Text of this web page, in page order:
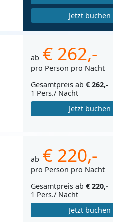
Jetzt buchen
ab € 262,-
pro Person pro Nacht
Gesamtpreis ab € 262,-
1 Pers./ Nacht
Jetzt buchen
ab € 220,-
pro Person pro Nacht
Gesamtpreis ab € 220,-
1 Pers./ Nacht
Jetzt buchen